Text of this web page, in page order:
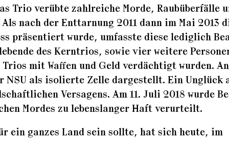
Trio verübte zahlreiche Morde, Raubüberfälle
nach der Enttarnung 2011 dann im Mai 2013
präsentiert wurde, umfasste diese lediglich
des Kerntrios, sowie vier weitere
mit Waffen und Geld verdächtigt wurden.
NSU als isolierte Zelle dargestellt. Ein Unglück
Versagens. Am 11. Juli 2018 wurde
Mordes zu lebenslanger Haft verurteilt.
ein ganzes Land sein sollte, hat sich heute, im